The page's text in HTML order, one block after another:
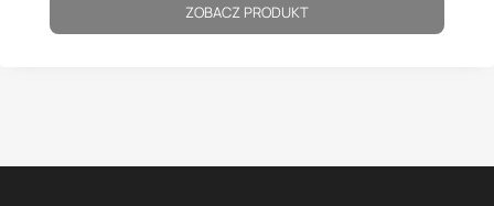
ZOBACZ PRODUKT